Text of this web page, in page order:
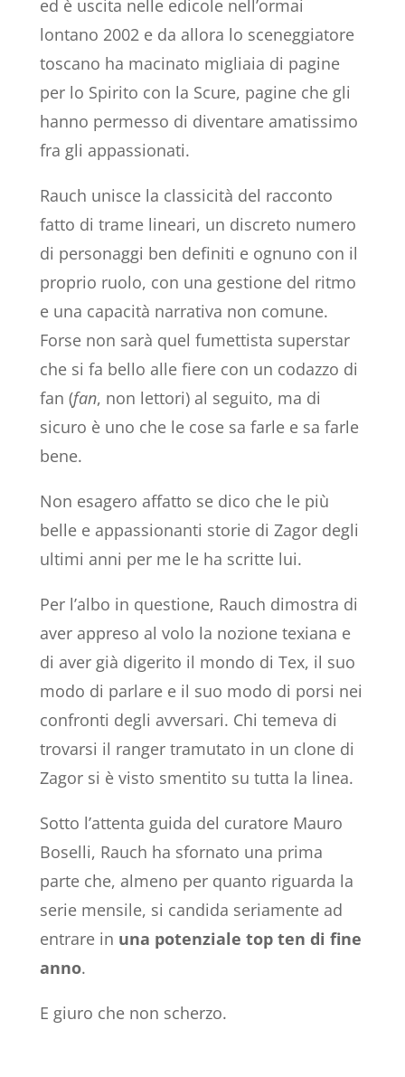
ed è uscita nelle edicole nell’ormai
lontano 2002 e da allora lo sceneggiatore
toscano ha macinato migliaia di pagine
per lo Spirito con la Scure, pagine che gli
hanno permesso di diventare amatissimo
fra gli appassionati.
Rauch unisce la classicità del racconto
fatto di trame lineari, un discreto numero
di personaggi ben definiti e ognuno con il
proprio ruolo, con una gestione del ritmo
e una capacità narrativa non comune.
Forse non sarà quel fumettista superstar
che si fa bello alle fiere con un codazzo di
fan (fan, non lettori) al seguito, ma di
sicuro è uno che le cose sa farle e sa farle
bene.
Non esagero affatto se dico che le più
belle e appassionanti storie di Zagor degli
ultimi anni per me le ha scritte lui.
Per l’albo in questione, Rauch dimostra di
aver appreso al volo la nozione texiana e
di aver già digerito il mondo di Tex, il suo
modo di parlare e il suo modo di porsi nei
confronti degli avversari. Chi temeva di
trovarsi il ranger tramutato in un clone di
Zagor si è visto smentito su tutta la linea.
Sotto l’attenta guida del curatore Mauro
Boselli, Rauch ha sfornato una prima
parte che, almeno per quanto riguarda la
serie mensile, si candida seriamente ad
entrare in una potenziale top ten di fine
anno.
E giuro che non scherzo.